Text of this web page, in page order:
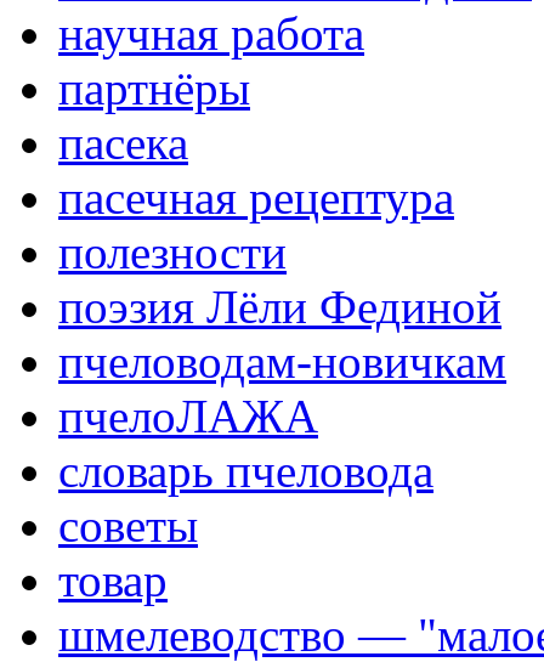
научная работа
партнёры
пасека
пасечная рецептура
полезности
поэзия Лёли Фединой
пчеловодам-новичкам
пчелоЛАЖА
словарь пчеловода
советы
товар
шмелеводство —